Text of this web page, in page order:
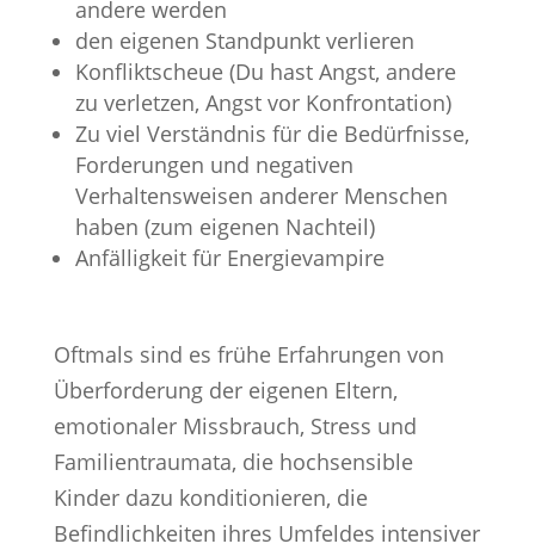
andere werden
den eigenen Standpunkt verlieren
Konfliktscheue (Du hast Angst, andere
zu verletzen, Angst vor Konfrontation)
Zu viel Verständnis für die Bedürfnisse,
Forderungen und negativen
Verhaltensweisen anderer Menschen
haben (zum eigenen Nachteil)
Anfälligkeit für Energievampire
Oftmals sind es frühe Erfahrungen von
Überforderung der eigenen Eltern,
emotionaler Missbrauch, Stress und
Familientraumata, die hochsensible
Kinder dazu konditionieren, die
Befindlichkeiten ihres Umfeldes intensiver